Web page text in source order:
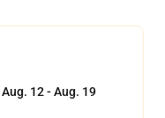
Aug. 12 - Aug. 19